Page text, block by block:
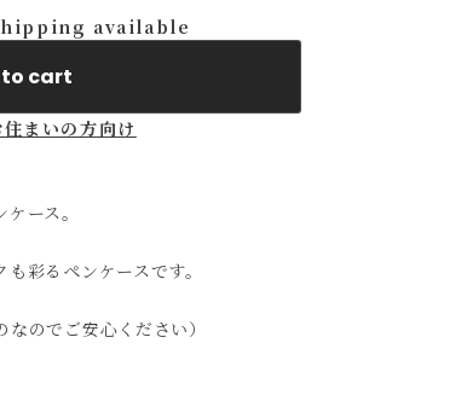
available
cart
まいの方向け
ース。
彩るペンケースです。
なのでご安心ください）